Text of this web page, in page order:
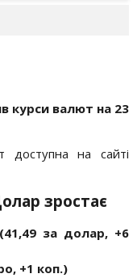
курси валют на 23
доступна на сайті
зростає
за долар, +6
+1 коп.)